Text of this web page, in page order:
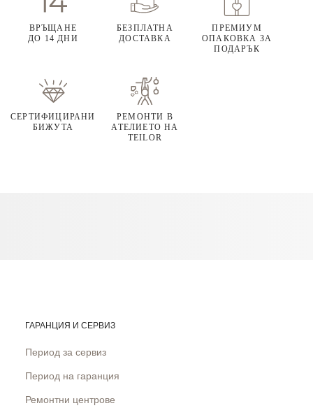
ВРЪЩАНЕ
ДО 14 ДНИ
БЕЗПЛАТНА
ДОСТАВКА
ПРЕМИУМ
ОПАКОВКА ЗА
ПОДАРЪК
СЕРТИФИЦИРАНИ
БИЖУТА
РЕМОНТИ В
АТЕЛИЕТО НА
TEILOR
ГАРАНЦИЯ И СЕРВИЗ
Период за сервиз
Период на гаранция
Ремонтни центрове